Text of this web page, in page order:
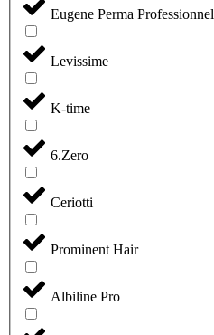
Eugene Perma Professionnel
Levissime
K-time
6.Zero
Ceriotti
Prominent Hair
Albiline Pro